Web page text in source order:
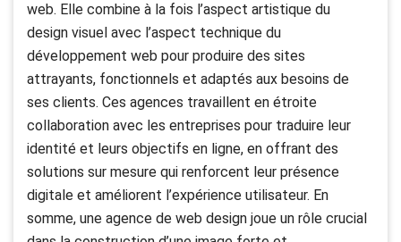
web. Elle combine à la fois l’aspect artistique du
design visuel avec l’aspect technique du
développement web pour produire des sites
attrayants, fonctionnels et adaptés aux besoins de
ses clients. Ces agences travaillent en étroite
collaboration avec les entreprises pour traduire leur
identité et leurs objectifs en ligne, en offrant des
solutions sur mesure qui renforcent leur présence
digitale et améliorent l’expérience utilisateur. En
somme, une agence de web design joue un rôle crucial